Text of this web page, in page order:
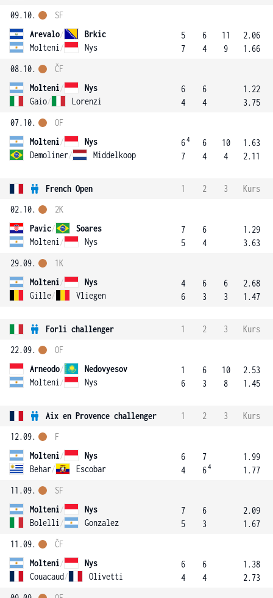
09.10.
Arevalo/
Brkic
Molteni / Nys
SF
5
7
6
4
11
9
2.06
1.66
08.10.
Molteni/
Nys
Gaio/ Lorenzi
ČF
6
4
6
4
1.22
3.75
07.10.
Molteni/
Nys
Demoliner/ Middelkoop
OF
64
7
6
4
10
4
1.63
2.11
French Open 1 2 3
Kurs
02.10.
Pavic/
Soares
Molteni / Nys
2K
7
5
6
4
1.29
3.63
29.09.
Molteni/
Nys
Gille/ Vliegen
1K
4
6
6
3
6
3
2.68
1.47
Forli challenger 1 2 3
Kurs
22.09.
Arneodo/
Nedovyesov
Molteni / Nys
OF
1
6
6
3
10
8
2.53
1.45
Aix en Provence challenger 1 2 3
Kurs
12.09.
Molteni/
Nys
Behar/ Escobar
F
6
4
7
64
1.99
1.77
11.09.
Molteni/
Nys
Bolelli / Gonzalez
SF
7
5
6
3
2.09
1.67
11.09.
Molteni/
Nys
Couacaud/ Olivetti
ČF
6
4
6
4
1.38
2.73